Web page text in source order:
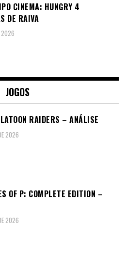
CINEMA: HUNGRY 4
DE RAIVA
2026
JOGOS
RAIDERS – ANÁLISE
2026
OF P: COMPLETE EDITION –
2026